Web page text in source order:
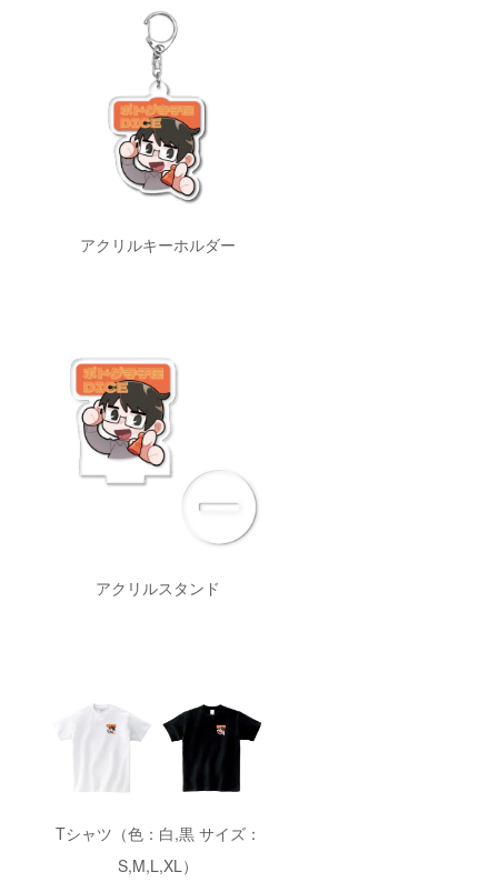
アクリルキーホルダー
アクリルスタンド
Tシャツ（色：白,黒 サイズ：
S,M,L,XL）